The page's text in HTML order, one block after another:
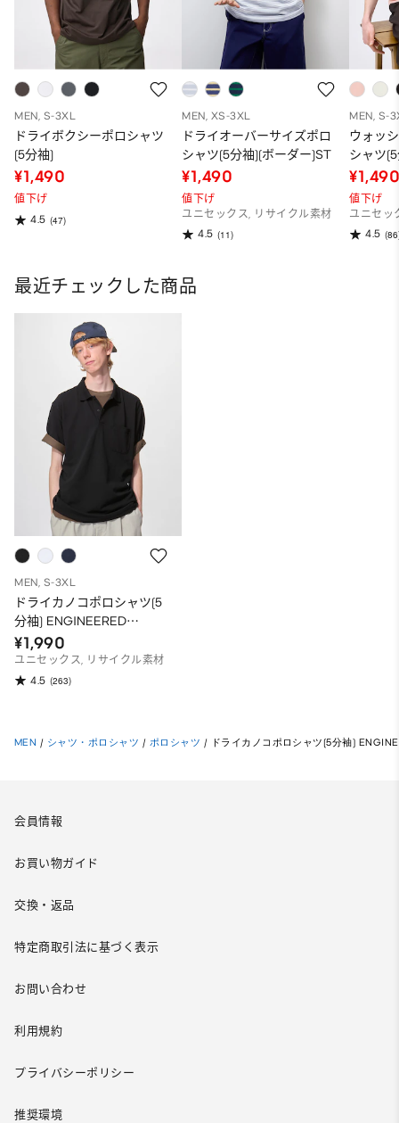
MEN, S-3XL
ドライボクシーポロシャツ
(5分袖)
¥1,490
値下げ
4.5 (47)
MEN, XS-3XL
ドライオーバーサイズポロ
シャツ(5分袖)(ボーダー)ST
¥1,490
値下げ
ユニセックス, リサイクル素材
4.5 (11)
MEN, S-
ウォッ
シャツ
値下げ
ユニセッ
4.5
最近チェックした商品
MEN, S-3XL
ドライカノコポロシャツ(5
分袖) ENGINEERED
GARMENTS
¥1,990
ユニセックス, リサイクル素材
4.5 (263)
MEN / シャツ・ポロシャツ / ポロシャツ / ドライカノコポロシャツ(5分袖)
会員情報
お買い物ガイド
交換・返品
特定商取引法に基づく表示
お問い合わせ
利用規約
プライバシーポリシー
推奨環境